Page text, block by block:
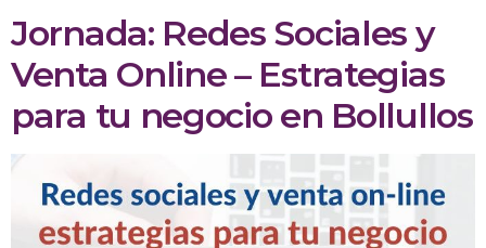
Jornada: Redes Sociales y
Venta Online – Estrategias
para tu negocio en Bollullos